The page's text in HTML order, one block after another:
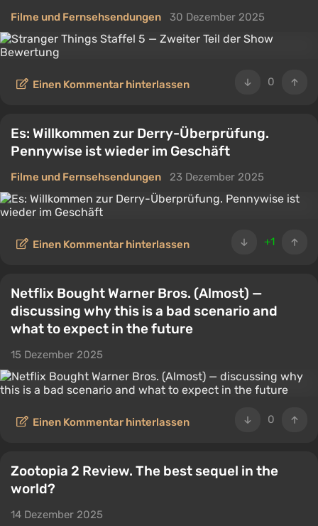
Filme und Fernsehsendungen 30 Dezember 2025
0
Einen Kommentar hinterlassen
Es: Willkommen zur Derry-Überprüfung.
Pennywise ist wieder im Geschäft
Filme und Fernsehsendungen 23 Dezember 2025
+1
Einen Kommentar hinterlassen
Netflix Bought Warner Bros. (Almost) —
discussing why this is a bad scenario and
what to expect in the future
15 Dezember 2025
0
Einen Kommentar hinterlassen
Zootopia 2 Review. The best sequel in the
world?
14 Dezember 2025